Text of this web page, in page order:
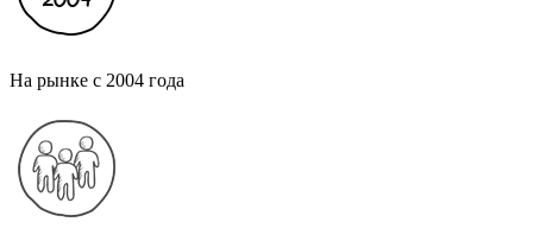
На рынке с 2004 года